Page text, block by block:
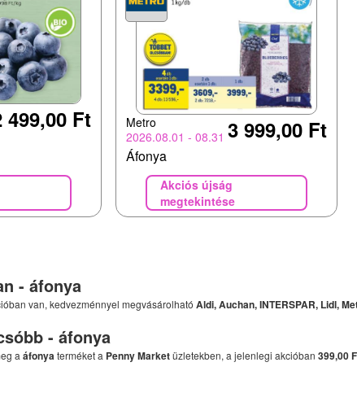
499,00 Ft
Metro
2026.08.01 - 08.31 3 999,00 Ft
Áfonya
Akciós újság
megtekintése
- áfonya
van, kedvezménnyel megvásárolható Aldi, Auchan, INTERSPAR, Lidl,
- áfonya
aáfonyaterméket a Penny Marketüzletekben, a jelenlegi akcióban 399,00